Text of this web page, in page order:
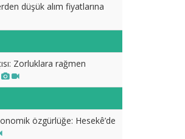
düşük alım fiyatlarına
Zorluklara rağmen
özgürlüğe: Hesekê’de